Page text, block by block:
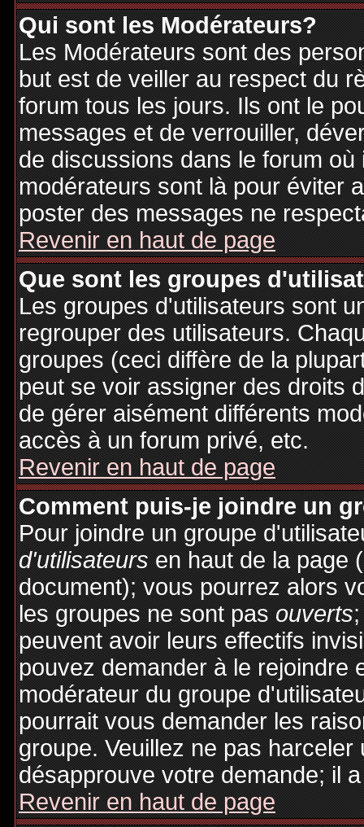
Qui sont les Modérateurs?
Les Modérateurs sont des
but est de veiller au respect du
forum tous les jours. Ils ont le
messages et de verrouiller,
de discussions dans le forum
modérateurs sont là pour éviter
poster des messages ne
Revenir en haut de page
Que sont les groupes
Les groupes d'utilisateurs sont
regrouper des utilisateurs.
groupes (ceci diffère de la
peut se voir assigner des droits
de gérer aisément différents
accès à un forum privé, etc.
Revenir en haut de page
Comment puis-je joindre un
Pour joindre un groupe
d'utilisateursen haut de la page
document); vous pourrez alors
les groupes ne sont pasouverts
peuvent avoir leurs effectifs
pouvez demander à le rejoindre
modérateur du groupe
pourrait vous demander les
groupe. Veuillez ne pas
désapprouve votre demande; il
Revenir en haut de page